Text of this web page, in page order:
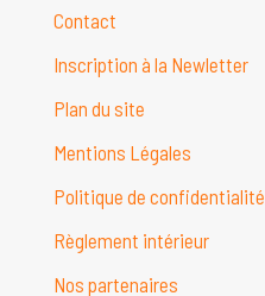
Contact
Inscription à la Newletter
Plan du site
Mentions Légales
Politique de confidentialité
Règlement intérieur
Nos partenaires